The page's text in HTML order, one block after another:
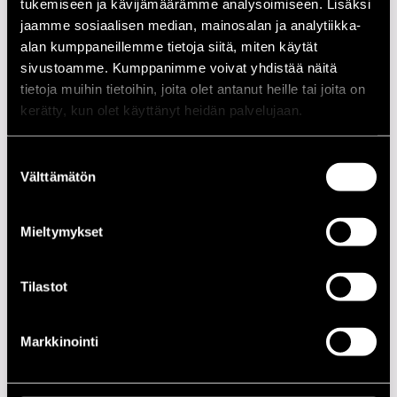
tukemiseen ja kävijämäärämme analysoimiseen. Lisäksi
jaamme sosiaalisen median, mainosalan ja analytiikka-
alan kumppaneillemme tietoja siitä, miten käytät
sivustoamme. Kumppanimme voivat yhdistää näitä
tietoja muihin tietoihin, joita olet antanut heille tai joita on
kerätty, kun olet käyttänyt heidän palvelujaan.
valinta
Välttämätön
Mieltymykset
Tilastot
Markkinointi
hymnimäistä kauneutta.
Kokoonpano
NIMI INSTRUMENTTI
Suonsaari Klaus
Esiintymiset vuonna 2013
nIGHTS @